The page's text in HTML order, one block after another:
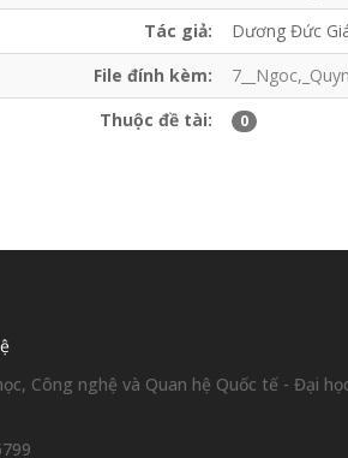
Tác giả:
Dương Đức
File đính kèm:
Thuộc đề tài:
0
Công nghệ và Quan hệ Quốc tế - Đại